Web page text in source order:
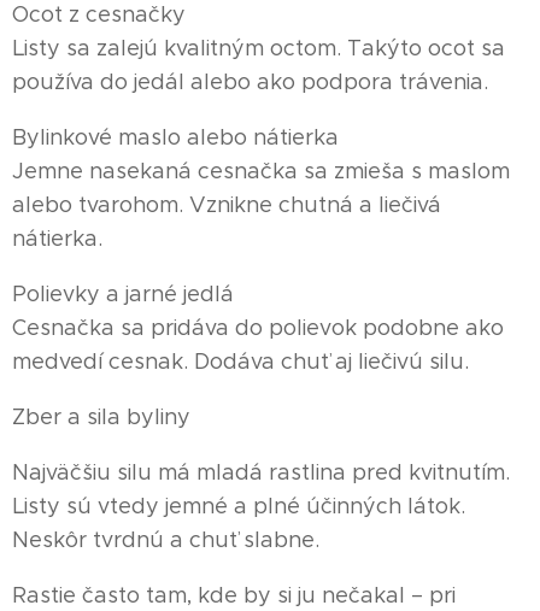
Ocot z cesnačky
Listy sa zalejú kvalitným octom. Takýto ocot sa
používa do jedál alebo ako podpora trávenia.
Bylinkové maslo alebo nátierka
Jemne nasekaná cesnačka sa zmieša s maslom
alebo tvarohom. Vznikne chutná a liečivá
nátierka.
Polievky a jarné jedlá
Cesnačka sa pridáva do polievok podobne ako
medvedí cesnak. Dodáva chuť aj liečivú silu.
Zber a sila byliny
Najväčšiu silu má mladá rastlina pred kvitnutím.
Listy sú vtedy jemné a plné účinných látok.
Neskôr tvrdnú a chuť slabne.
Rastie často tam, kde by si ju nečakal – pri